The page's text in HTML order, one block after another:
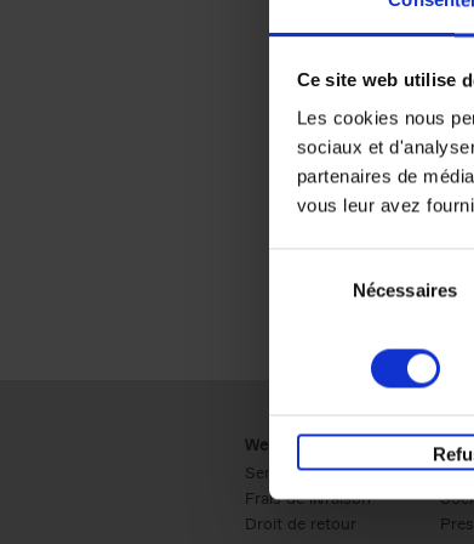
Ce site web utilise
Les cookies nous
sociaux et
partenaires de
vous leur avez
Nécessaires
Webshop
Service clients
Frais de livraison
Droit de retour